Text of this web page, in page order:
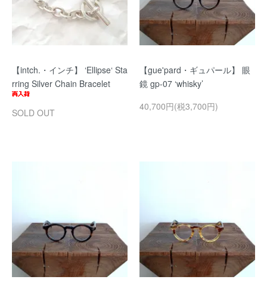
【intch.・インチ】 ‘Ellipse‘ Sta
rring Silver Chain Bracelet
SOLD OUT
【gue'pard・ギュパール】 眼
鏡 gp-07 ‘whisky’
40,700円(税3,700円)